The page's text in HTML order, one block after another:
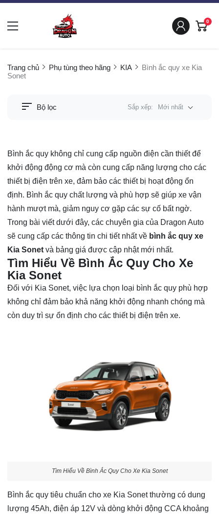
0
Trang chủ Phụ tùng theo hãng KIA
Bình ắc quy xe Kia
Sonet
Bộ lọc Sắp xếp: Mới nhất
Bình ắc quy không chỉ cung cấp nguồn điện cần thiết để
khởi động động cơ mà còn cung cấp năng lượng cho các
thiết bị điện trên xe, đảm bảo các thiết bị hoạt động ổn
định. Bình ắc quy chất lượng và phù hợp sẽ giúp xe vận
hành mượt mà, giảm nguy cơ gặp các sự cố bất ngờ.
Trong bài viết dưới đây, các chuyên gia của Dragon Auto
sẽ cung cấp các thông tin chi tiết nhất về bình ắc quy xe
Kia Sonet và bảng giá được cập nhật mới nhất.
Tìm Hiểu Về Bình Ắc Quy Cho Xe
Kia Sonet
Đối với Kia Sonet, việc lựa chọn loại bình ắc quy phù hợp
không chỉ đảm bảo khả năng khởi động nhanh chóng mà
còn duy trì sự ổn định cho các thiết bị điện trên xe.
Tìm Hiểu Về Bình Ắc Quy Cho Xe Kia Sonet
Bình ắc quy tiêu chuẩn cho xe Kia Sonetthường có dung
lượng 45Ah, điện áp 12V và dòng khởi động CCA khoảng